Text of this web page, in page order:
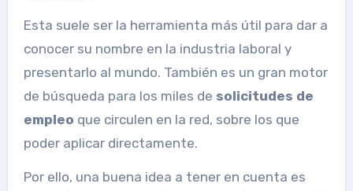
Esta suele ser la herramienta más útil para dar a
conocer su nombre en la industria laboral y
presentarlo al mundo. También es un gran motor
de búsqueda para los miles de solicitudes de
empleo que circulen en la red, sobre los que
poder aplicar directamente.
Por ello, una buena idea a tener en cuenta es